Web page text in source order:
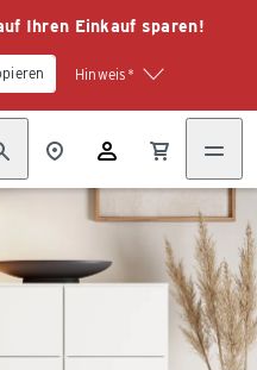
Ihren Einkauf sparen!
Hinweis*